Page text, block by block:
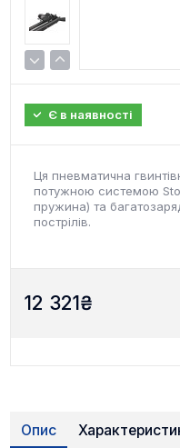
Є в наявності
Ця пневматична
потужною системою
пружина) та
пострілів.
12 321₴
Опис